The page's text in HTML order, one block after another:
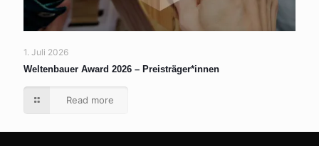
1. Juli 2026
Weltenbauer Award 2026 – Preisträger*innen
Read more